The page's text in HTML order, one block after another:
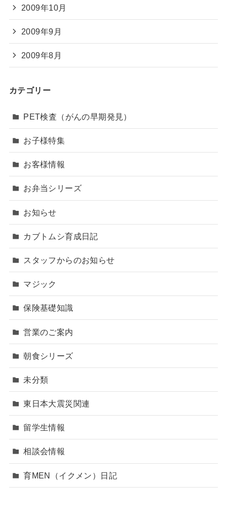
2009年10月
2009年9月
2009年8月
カテゴリー
PET検査（がんの早期発見）
お子様特集
お客様情報
お弁当シリーズ
お知らせ
カブトムシ育成日記
スタッフからのお知らせ
マジック
保険基礎知識
営業のご案内
朝食シリーズ
未分類
東日本大震災関連
留学生情報
相談会情報
育MEN（イクメン）日記